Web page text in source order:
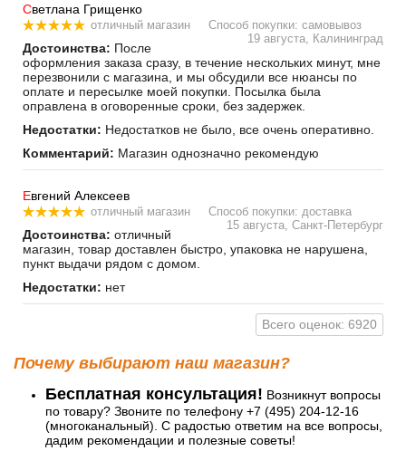
Светлана Грищенко
отличный магазин
Способ покупки: самовывоз
19 августа, Калининград
Достоинства: После
оформления заказа сразу, в течение нескольких минут, мне
перезвонили с магазина, и мы обсудили все нюансы по
оплате и пересылке моей покупки. Посылка была
оправлена в оговоренные сроки, без задержек.
Недостатки: Недостатков не было, все очень оперативно.
Комментарий: Магазин однозначно рекомендую
Евгений Алексеев
отличный магазин
Способ покупки: доставка
15 августа, Санкт-Петербург
Достоинства: отличный
магазин, товар доставлен быстро, упаковка не нарушена,
пункт выдачи рядом с домом.
Недостатки: нет
Всего оценок: 6920
Почему выбирают наш магазин?
Бесплатная консультация! Возникнут вопросы
по товару? Звоните по телефону +7 (495) 204-12-16
(многоканальный). С радостью ответим на все вопросы,
дадим рекомендации и полезные советы!